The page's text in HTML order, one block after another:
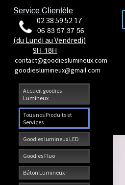
Accueil goodies
Lumineux
Tous nos Produits et
Services
Goodies lumineux LED
Goodies Fluo
Bâton Lumineux -
Service Clientèle
02 38 59 52 17
06 83 57 37 56
(du Lundi au Vendredi)
9H-18H
contact@goodieslumineux.com
goodieslumineux@gmail.com